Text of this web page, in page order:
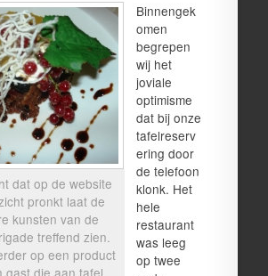
dat op de website
pronkt laat de
kunsten van de
treffend zien.
op een product
gast die aan tafel
Binnengek
omen
begrepen
wij het
joviale
optimisme
dat bij onze
tafelreserv
ering door
de telefoon
klonk. Het
hele
restaurant
was leeg
op twee